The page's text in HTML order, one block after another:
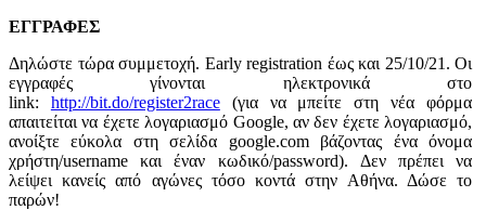
ΕΓΓΡΑΦΕΣ
Δηλώστε τώρα συμμετοχή. Early registration έως και 25/10/21. Οι
εγγραφές γίνονται ηλεκτρονικά στο
link: http://bit.do/register2race(για να μπείτε στη νέα φόρμα
απαιτείται να έχετε λογαριασμό Google, αν δεν έχετε λογαριασμό,
ανοίξτε εύκολα στη σελίδα google.com βάζοντας ένα όνομα
χρήστη/username και έναν κωδικό/password). Δεν πρέπει να
λείψει κανείς από αγώνες τόσο κοντά στην Αθήνα. Δώσε το
παρών!